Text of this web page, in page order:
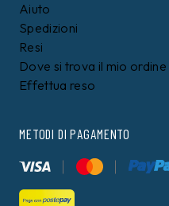
Aiuto
Spedizioni
Resi
Dove si trova il mio ordine
Effettua reso
METODI DI PAGAMENTO